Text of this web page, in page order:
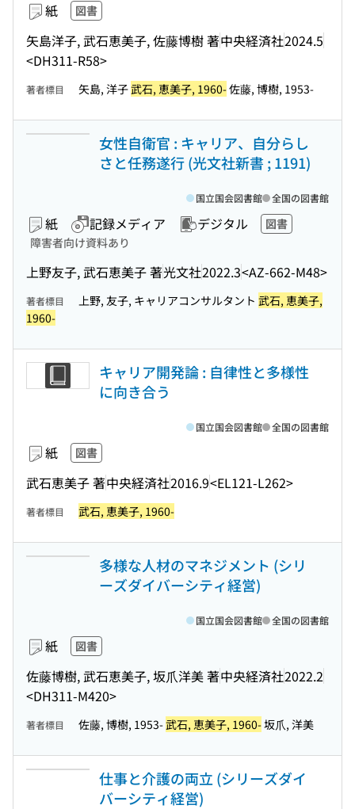
紙 図書
矢島洋子, 武石恵美子, 佐藤博樹 著中央経済社2024.5
<DH311-R58>
著者標目 矢島, 洋子武石, 恵美子, 1960-佐藤, 博樹, 1953-
女性自衛官 : キャリア、自分らし
さと任務遂行 (光文社新書 ; 1191)
紙 記録メディア デジタル
図書
障害者向け資料あり
上野友子, 武石恵美子 著光文社2022.3<AZ-662-M48>
国立国会図書館 全国の図書館
著者標目 上野, 友子, キャリアコンサルタント 武石, 恵美子,
1960-
キャリア開発論 : 自律性と多様性
に向き合う
紙 図書
武石恵美子 著中央経済社2016.9<EL121-L262>
国立国会図書館 全国の図書館
著者標目 武石, 恵美子, 1960-
多様な人材のマネジメント (シリ
ーズダイバーシティ経営)
紙 図書
佐藤博樹, 武石恵美子, 坂爪洋美 著中央経済社2022.2
<DH311-M420>
国立国会図書館 全国の図書館
著者標目 佐藤, 博樹, 1953-武石, 恵美子, 1960-坂爪, 洋美
仕事と介護の両立 (シリーズダイ
バーシティ経営)